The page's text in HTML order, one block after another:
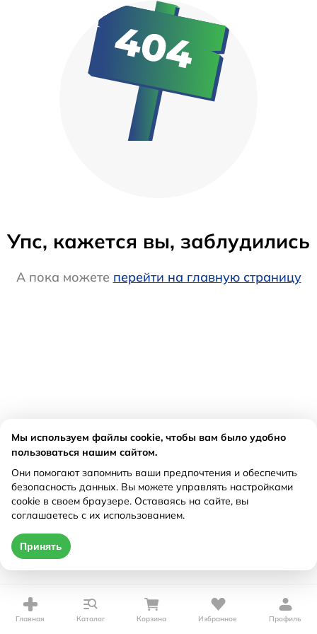
Упс, кажется вы, заблудились
А пока можете перейти на главную страницу
Главная Каталог Корзина Избранное Профиль
Мы используем файлы cookie, чтобы вам было удобно
пользоваться нашим сайтом.
Они помогают запомнить ваши предпочтения и обеспечить
безопасность данных. Вы можете управлять настройками
cookie в своем браузере. Оставаясь на сайте, вы
соглашаетесь с их использованием.
Принять